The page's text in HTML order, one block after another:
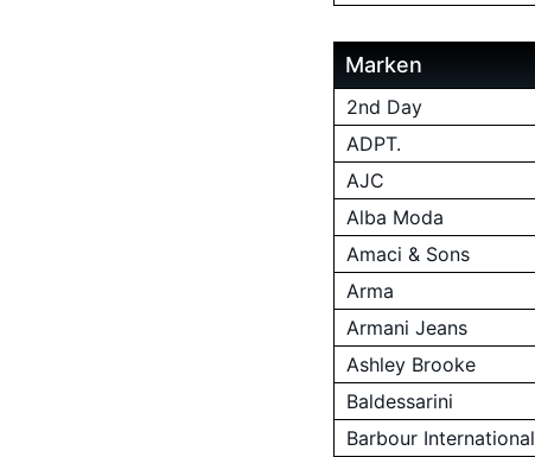
Marken
2nd Day
ADPT.
AJC
Alba Moda
Amaci & Sons
Arma
Armani Jeans
Ashley Brooke
Baldessarini
Barbour International